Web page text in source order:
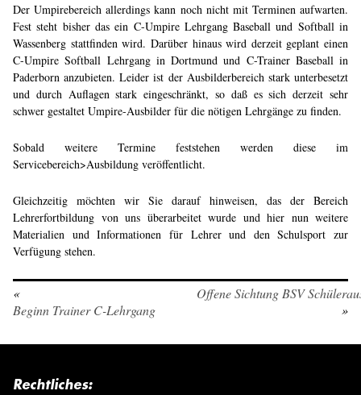
Der Umpirebereich allerdings kann noch nicht mit Terminen aufwarten.
Fest steht bisher das ein C-Umpire Lehrgang Baseball und Softball in
Wassenberg stattfinden wird. Darüber hinaus wird derzeit geplant einen
C-Umpire Softball Lehrgang in Dortmund und C-Trainer Baseball in
Paderborn anzubieten. Leider ist der Ausbilderbereich stark unterbesetzt
und durch Auflagen stark eingeschränkt, so daß es sich derzeit sehr
schwer gestaltet Umpire-Ausbilder für die nötigen Lehrgänge zu finden.
Sobald weitere Termine feststehen werden diese im
Servicebereich>Ausbildung veröffentlicht.
Gleichzeitig möchten wir Sie darauf hinweisen, das der Bereich
Lehrerfortbildung von uns überarbeitet wurde und hier nun weitere
Materialien und Informationen für Lehrer und den Schulsport zur
Verfügung stehen.
«
Beginn Trainer C-Lehrgang
Offene Sichtung BSV
»
Rechtliches: